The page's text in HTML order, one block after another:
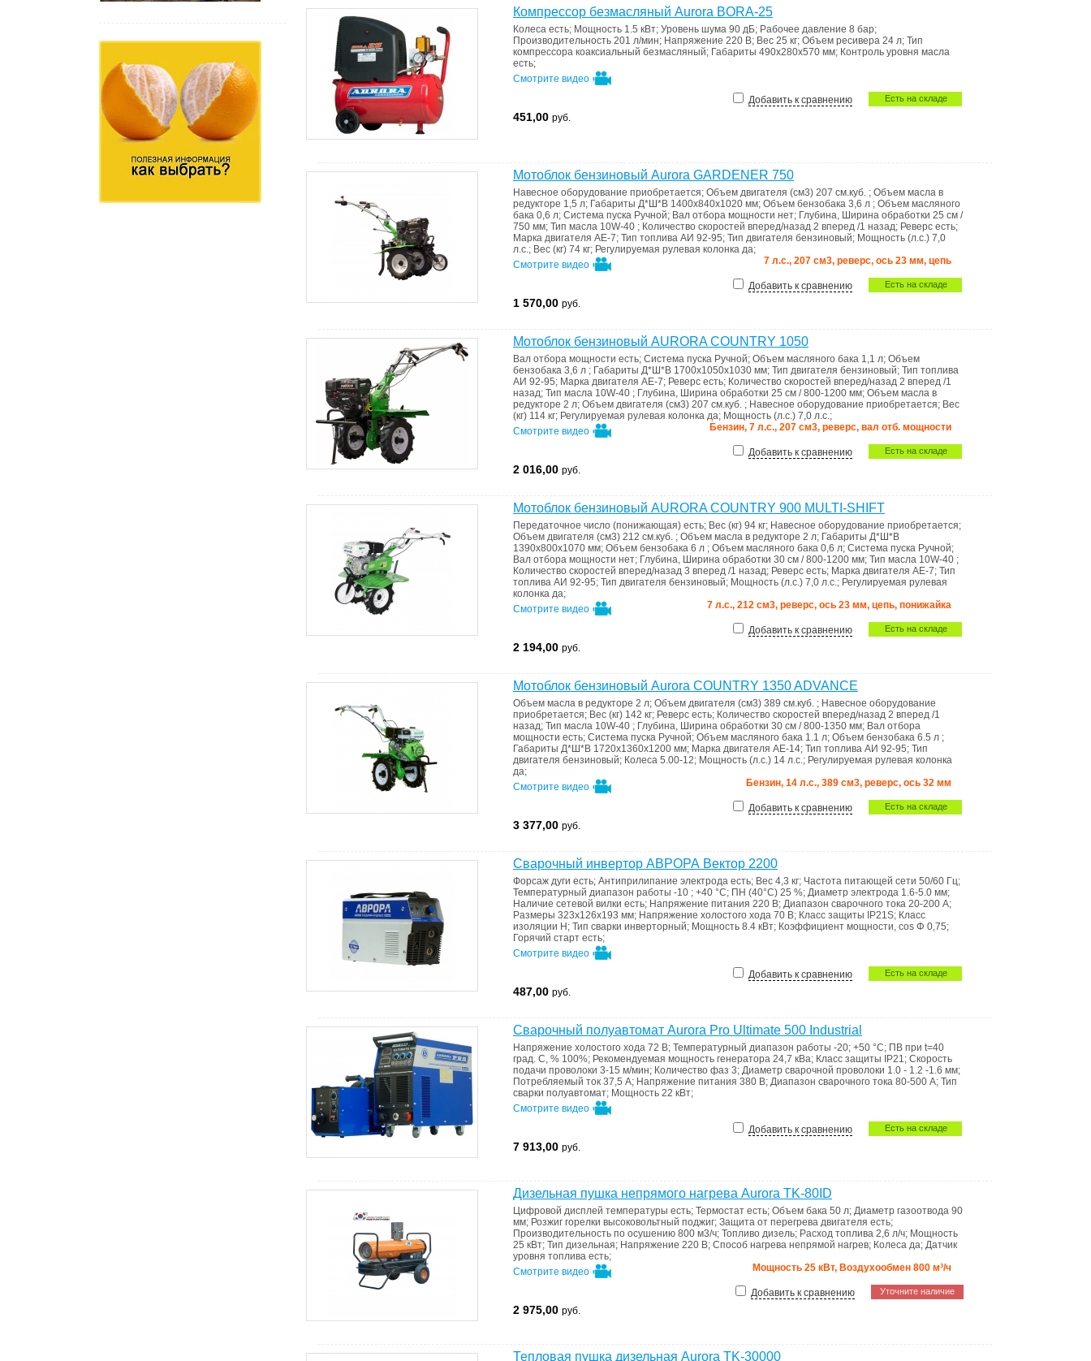
Компрессор безмасляный Aurora BORA-25
Колеса есть; Мощность 1.5 кВт; Уровень шума 90 дБ; Рабочее давление 8 бар;
Производительность 201 л/мин; Напряжение 220 В; Вес 25 кг; Объем ресивера 24 л; Тип
компрессора коаксиальный безмасляный; Габариты 490x280x570 мм; Контроль уровня масла
есть;
Смотрите видео
Есть на складе
Добавить к сравнению
451,00 руб.
Мотоблок бензиновый Aurora GARDENER 750
Навесное оборудование приобретается; Объем двигателя (см3) 207 см.куб. ; Объем масла в
редукторе 1,5 л; Габариты Д*Ш*В 1400х840х1020 мм; Объем бензобака 3,6 л ; Объем масляного
бака 0,6 л; Система пуска Ручной; Вал отбора мощности нет; Глубина, Ширина обработки 25 см /
750 мм; Тип масла 10W-40 ; Количество скоростей вперед/назад 2 вперед /1 назад; Реверс есть;
Марка двигателя АЕ-7; Тип топлива АИ 92-95; Тип двигателя бензиновый; Мощность (л.с.) 7,0
л.с.; Вес (кг) 74 кг; Регулируемая рулевая колонка да;
7 л.с., 207 см3, реверс, ось 23 мм, цепь
Смотрите видео
Есть на складе
Добавить к сравнению
1 570,00 руб.
Мотоблок бензиновый AURORA COUNTRY 1050
Вал отбора мощности есть; Система пуска Ручной; Объем масляного бака 1,1 л; Объем
бензобака 3,6 л ; Габариты Д*Ш*В 1700х1050х1030 мм; Тип двигателя бензиновый; Тип топлива
АИ 92-95; Марка двигателя АЕ-7; Реверс есть; Количество скоростей вперед/назад 2 вперед /1
назад; Тип масла 10W-40 ; Глубина, Ширина обработки 25 см / 800-1200 мм; Объем масла в
редукторе 2 л; Объем двигателя (см3) 207 см.куб. ; Навесное оборудование приобретается; Вес
(кг) 114 кг; Регулируемая рулевая колонка да; Мощность (л.с.) 7,0 л.с.;
Бензин, 7 л.с., 207 см3, реверс, вал отб. мощности
Смотрите видео
Есть на складе
Добавить к сравнению
2 016,00 руб.
Мотоблок бензиновый AURORA COUNTRY 900 MULTI-SHIFT
Передаточное число (понижающая) есть; Вес (кг) 94 кг; Навесное оборудование приобретается;
Объем двигателя (см3) 212 см.куб. ; Объем масла в редукторе 2 л; Габариты Д*Ш*В
1390х800х1070 мм; Объем бензобака 6 л ; Объем масляного бака 0,6 л; Система пуска Ручной;
Вал отбора мощности нет; Глубина, Ширина обработки 30 см / 800-1200 мм; Тип масла 10W-40 ;
Количество скоростей вперед/назад 3 вперед /1 назад; Реверс есть; Марка двигателя АЕ-7; Тип
топлива АИ 92-95; Тип двигателя бензиновый; Мощность (л.с.) 7,0 л.с.; Регулируемая рулевая
колонка да;
7 л.с., 212 см3, реверс, ось 23 мм, цепь, понижайка
Смотрите видео
Есть на складе
Добавить к сравнению
2 194,00 руб.
Мотоблок бензиновый Aurora COUNTRY 1350 ADVANCE
Объем масла в редукторе 2 л; Объем двигателя (см3) 389 см.куб. ; Навесное оборудование
приобретается; Вес (кг) 142 кг; Реверс есть; Количество скоростей вперед/назад 2 вперед /1
назад; Тип масла 10W-40 ; Глубина, Ширина обработки 30 см / 800-1350 мм; Вал отбора
мощности есть; Система пуска Ручной; Объем масляного бака 1.1 л; Объем бензобака 6.5 л ;
Габариты Д*Ш*В 1720х1360х1200 мм; Марка двигателя АЕ-14; Тип топлива АИ 92-95; Тип
двигателя бензиновый; Колеса 5.00-12; Мощность (л.с.) 14 л.с.; Регулируемая рулевая колонка
да;
Бензин, 14 л.с., 389 см3, реверс, ось 32 мм
Смотрите видео
Есть на складе
Добавить к сравнению
3 377,00 руб.
Сварочный инвертор АВРОРА Вектор 2200
Форсаж дуги есть; Антиприлипание электрода есть; Вес 4,3 кг; Частота питающей сети 50/60 Гц;
Температурный диапазон работы -10 ; +40 °C; ПН (40°C) 25 %; Диаметр электрода 1.6-5.0 мм;
Наличие сетевой вилки есть; Напряжение питания 220 В; Диапазон сварочного тока 20-200 A;
Размеры 323x126x193 мм; Напряжение холостого хода 70 В; Класс защиты IP21S; Класс
изоляции Н ; Тип сварки инверторный; Мощность 8.4 кВт; Коэффициент мощности, cos Φ 0,75;
Горячий старт есть;
Смотрите видео
Есть на складе
Добавить к сравнению
487,00 руб.
Cварочный полуавтомат Aurora Pro Ultimate 500 Industrial
Напряжение холостого хода 72 В; Температурный диапазон работы -20; +50 °C; ПВ при t=40
град. С, % 100%; Рекомендуемая мощность генератора 24,7 кВа; Класс защиты IP21; Скорость
подачи проволоки 3-15 м/мин; Количество фаз 3; Диаметр сварочной проволоки 1.0 - 1.2 -1.6 мм;
Потребляемый ток 37,5 А; Напряжение питания 380 В; Диапазон сварочного тока 80-500 А; Тип
сварки полуавтомат; Мощность 22 кВт;
Смотрите видео
Есть на складе
Добавить к сравнению
7 913,00 руб.
Дизельная пушка непрямого нагрева Aurora TK-80ID
Цифровой дисплей температуры есть; Термостат есть; Объем бака 50 л; Диаметр газоотвода 90
мм; Розжиг горелки высоковольтный поджиг; Защита от перегрева двигателя есть;
Производительность по осушению 800 м3/ч; Топливо дизель; Расход топлива 2,6 л/ч; Мощность
25 кВт; Тип дизельная; Напряжение 220 В; Способ нагрева непрямой нагрев; Колеса да; Датчик
уровня топлива есть;
Мощность 25 кВт, Воздухообмен 800 м³/ч
Смотрите видео
Уточните наличие
Добавить к сравнению
2 975,00 руб.
Тепловая пушка дизельная Aurora TK-30000